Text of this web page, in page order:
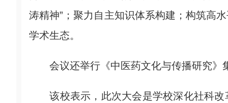
涛精神”；聚力自主知识体系构建；构筑高
学术生态。
会议还举行《中医药文化与传播研究》
该校表示，此次大会是学校深化社科改